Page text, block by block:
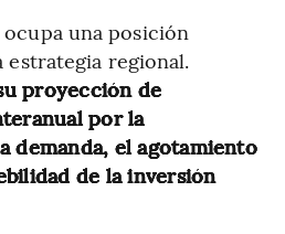
una posición
regional.
proyección de
por la
demanda, el agotamiento
de la inversión